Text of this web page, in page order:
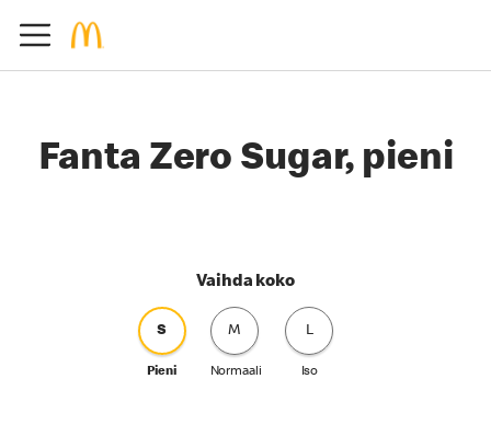
Fanta Zero Sugar, pieni
Vaihda koko
S
Pieni
M
Normaali
L
Iso